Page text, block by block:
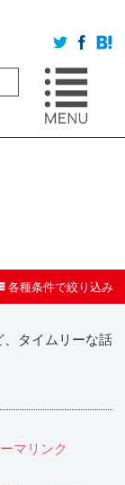
各種条件で絞り込み
、タイムリーな話
マリンク